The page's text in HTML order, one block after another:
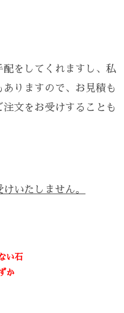
をしてくれますし、私
りますので、お見積も
文をお受けすることも
いたしません。
い石
か